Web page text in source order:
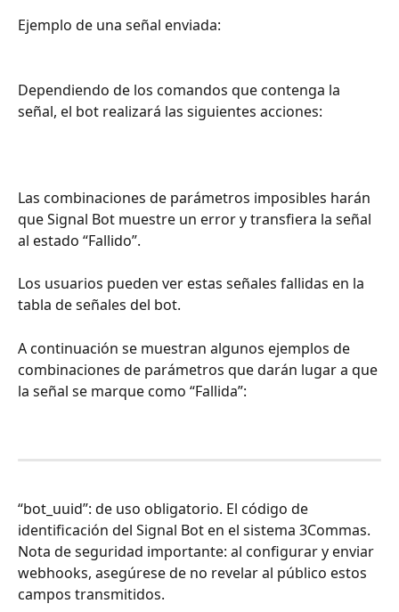
Ejemplo de una señal enviada:
Dependiendo de los comandos que contenga la
señal, el bot realizará las siguientes acciones:
Las combinaciones de parámetros imposibles harán
que Signal Bot muestre un error y transfiera la señal
al estado “Fallido”.
Los usuarios pueden ver estas señales fallidas en la
tabla de señales del bot.
A continuación se muestran algunos ejemplos de
combinaciones de parámetros que darán lugar a que
la señal se marque como “Fallida”:
“bot_uuid”: de uso obligatorio. El código de
identificación del Signal Bot en el sistema 3Commas.
Nota de seguridad importante: al configurar y enviar
webhooks, asegúrese de no revelar al público estos
campos transmitidos.